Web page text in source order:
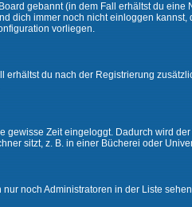
gebannt (in dem Fall erhältst du
dich immer noch nicht einloggen
vorliegen.
du nach der Registrierung
gewisse Zeit eingeloggt. Dadurch wird
sitzt, z. B. in einer Bücherei oder
noch Administratoren in der Liste